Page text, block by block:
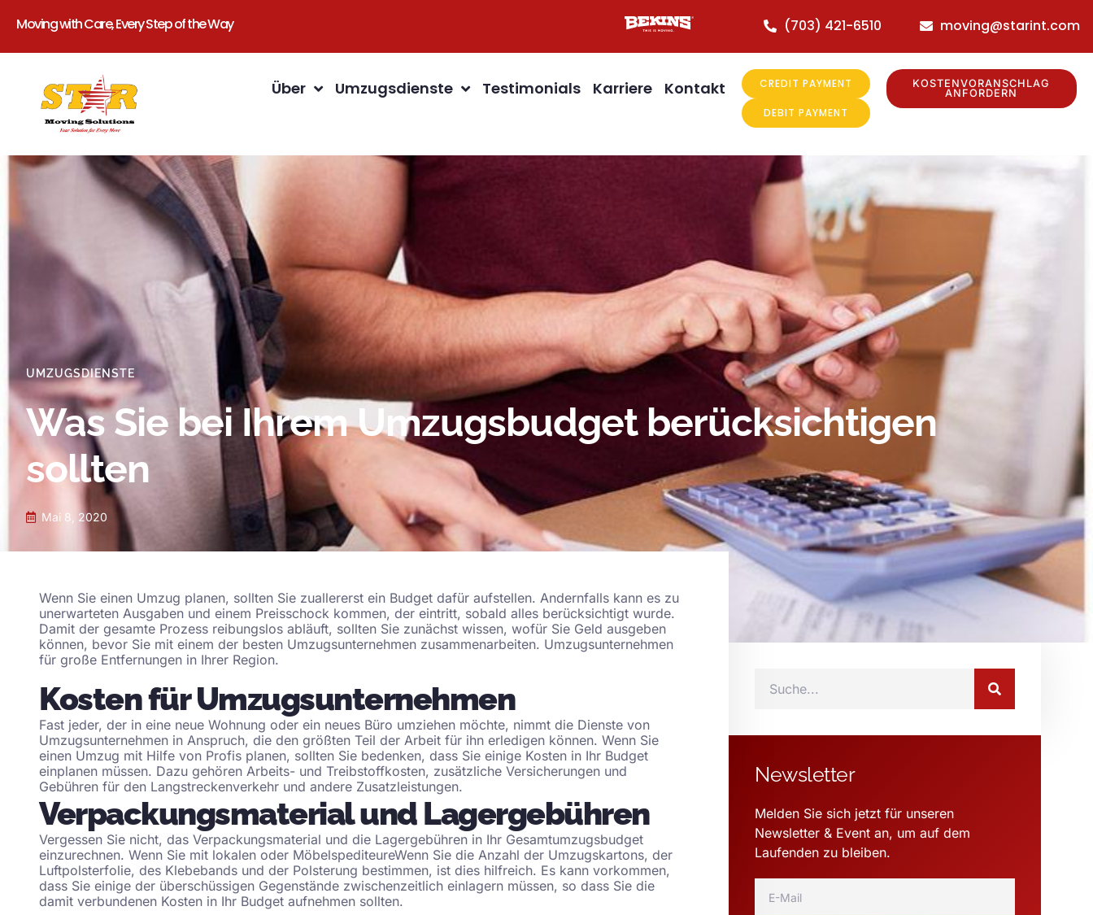
Moving with Care, Every Step of the Way (703) 421-6510 moving@starint.com
Über Umzugsdienste Testimonials Karriere Kontakt CREDIT PAYMENT
DEBIT PAYMENT
KOSTENVORANSCHLAG
ANFORDERN
UMZUGSDIENSTE
Was Sie bei Ihrem Umzugsbudget berücksichtigen
sollten
Mai 8, 2020
Wenn Sie einen Umzug planen, sollten Sie zuallererst ein Budget dafür aufstellen. Andernfalls kann es zu
unerwarteten Ausgaben und einem Preisschock kommen, der eintritt, sobald alles berücksichtigt wurde.
Damit der gesamte Prozess reibungslos abläuft, sollten Sie zunächst wissen, wofür Sie Geld ausgeben
können, bevor Sie mit einem der besten Umzugsunternehmen zusammenarbeiten. Umzugsunternehmen
für große Entfernungen in Ihrer Region.
Kosten für Umzugsunternehmen
Fast jeder, der in eine neue Wohnung oder ein neues Büro umziehen möchte, nimmt die Dienste von
Umzugsunternehmen in Anspruch, die den größten Teil der Arbeit für ihn erledigen können. Wenn Sie
einen Umzug mit Hilfe von Profis planen, sollten Sie bedenken, dass Sie einige Kosten in Ihr Budget
einplanen müssen. Dazu gehören Arbeits- und Treibstoffkosten, zusätzliche Versicherungen und
Gebühren für den Langstreckenverkehr und andere Zusatzleistungen.
Verpackungsmaterial und Lagergebühren
Vergessen Sie nicht, das Verpackungsmaterial und die Lagergebühren in Ihr Gesamtumzugsbudget
einzurechnen. Wenn Sie mit lokalen oder MöbelspediteureWenn Sie die Anzahl der Umzugskartons, der
Luftpolsterfolie, des Klebebands und der Polsterung bestimmen, ist dies hilfreich. Es kann vorkommen,
dass Sie einige der überschüssigen Gegenstände zwischenzeitlich einlagern müssen, so dass Sie die
damit verbundenen Kosten in Ihr Budget aufnehmen sollten.
Newsletter
Melden Sie sich jetzt für unseren
Newsletter & Event an, um auf dem
Laufenden zu bleiben.